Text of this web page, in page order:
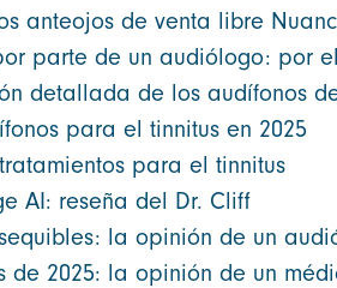
anteojos de venta libre
parte de un audiólogo: por
detallada de los audífonos
para el tinnitus en 2025
para el tinnitus
AI: reseña del Dr. Cliff
la opinión de un
de 2025: la opinión de un